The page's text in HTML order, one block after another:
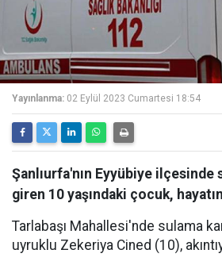
Yayınlanma: 02 Eylül 2023 Cumartesi 18:54
Şanlıurfa'nın Eyyübiye ilçesinde
giren 10 yaşındaki çocuk,
Tarlabaşı Mahallesi'nde sulama
uyruklu Zekeriya Cined (10),